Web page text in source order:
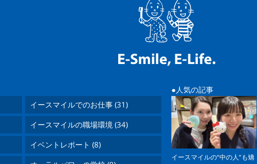
イースマイルでのお仕事 (31)
イースマイルの職場環境 (34)
イベントレポート (8)
人気の記事
イースマイルの“中の人”も矯